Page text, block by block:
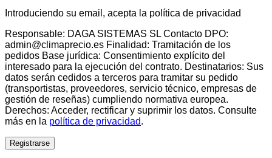
Introduciendo su email, acepta la política de privacidad
Responsable: DAGA SISTEMAS SL Contacto DPO:
admin@climaprecio.es Finalidad: Tramitación de los
pedidos Base jurídica: Consentimiento explícito del
interesado para la ejecución del contrato. Destinatarios: Sus
datos serán cedidos a terceros para tramitar su pedido
(transportistas, proveedores, servicio técnico, empresas de
gestión de reseñas) cumpliendo normativa europea.
Derechos: Acceder, rectificar y suprimir los datos. Consulte
más en la política de privacidad.
Registrarse